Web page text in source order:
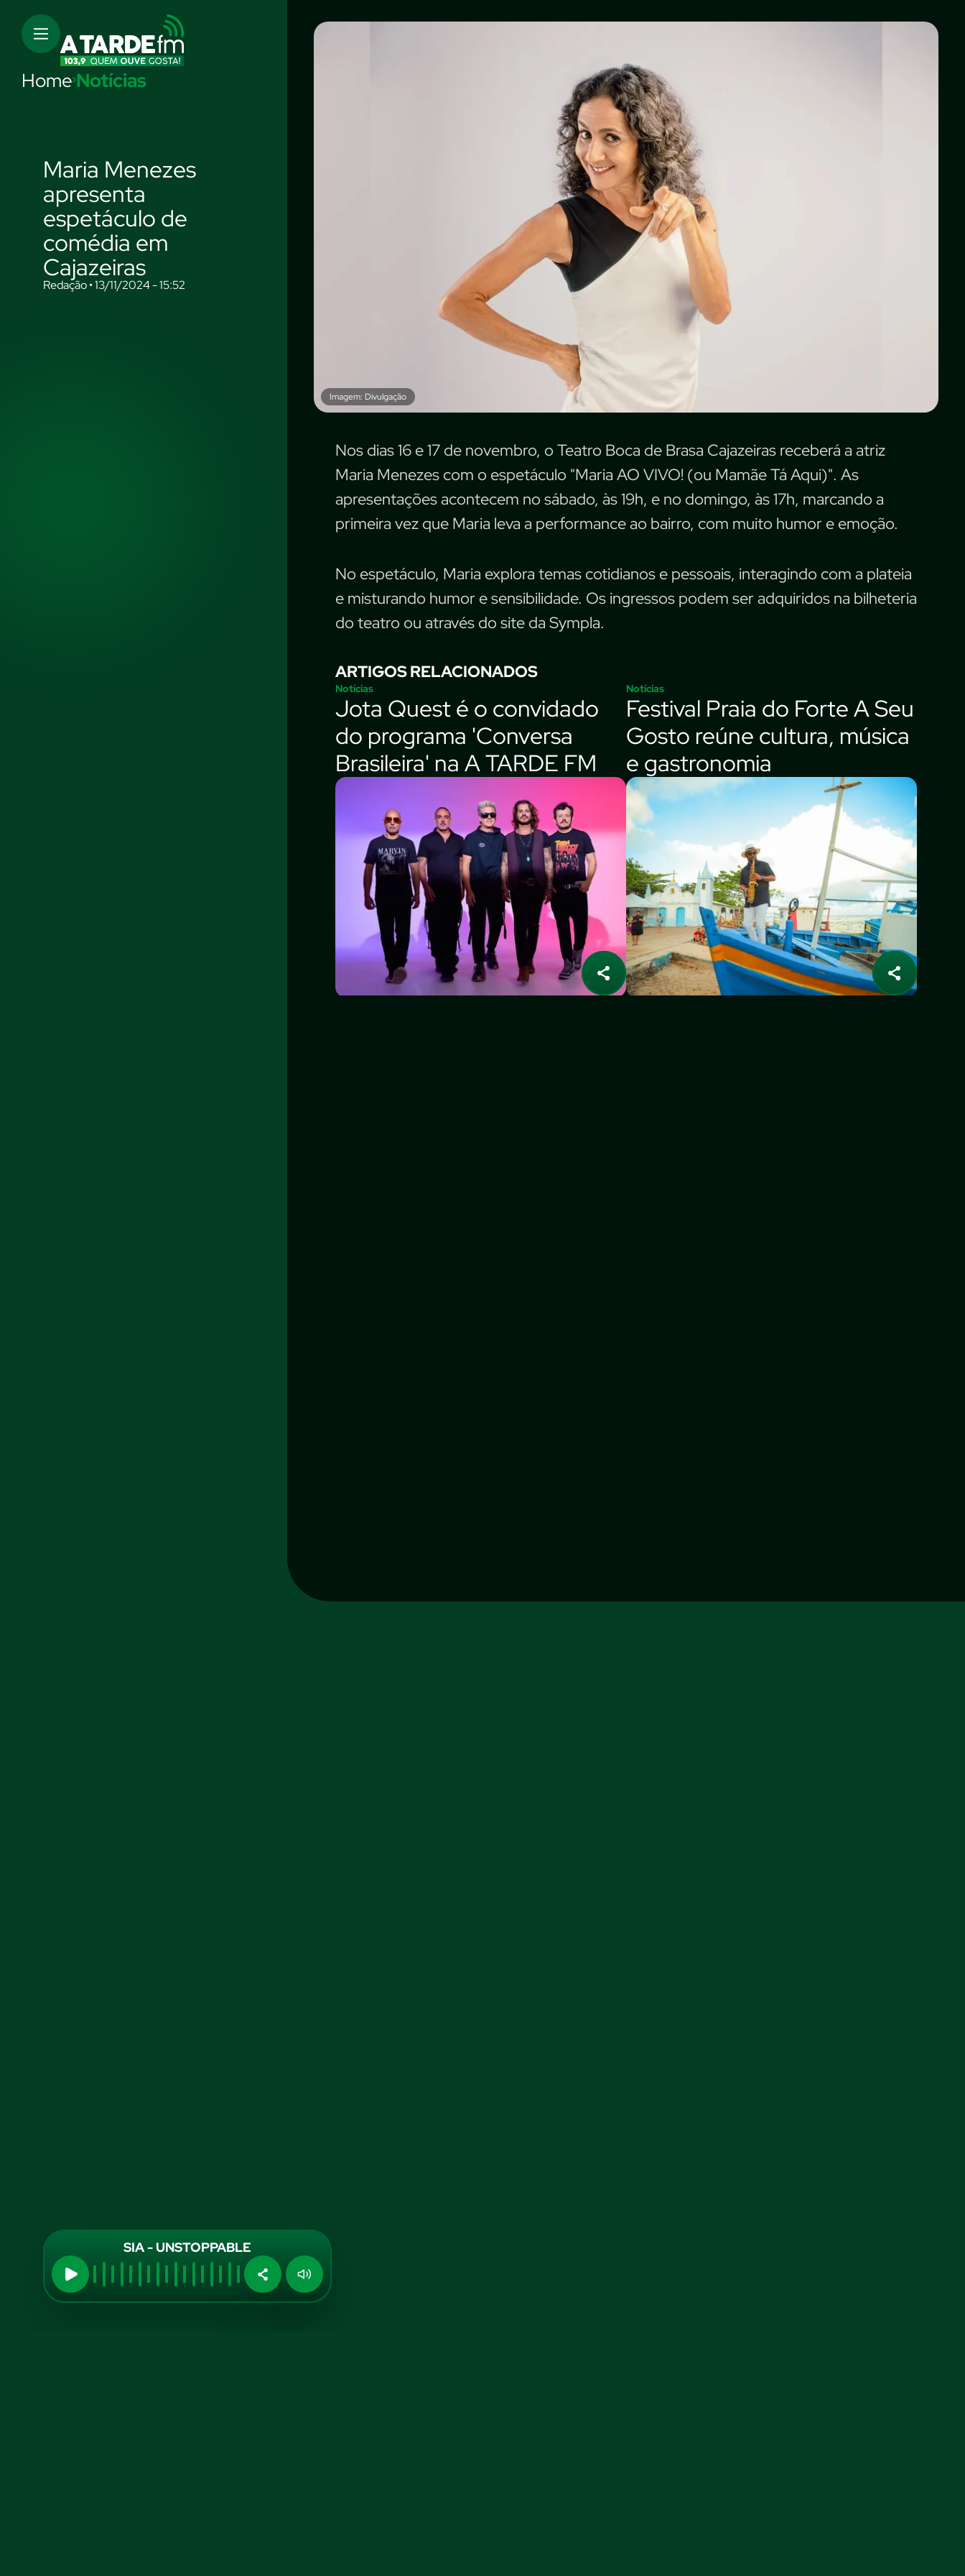
SIA - UNSTOPPABLE
Home Notícias
Maria Menezes
apresenta
espetáculo de
comédia em
Cajazeiras
Redação • 13/11/2024 - 15:52
Imagem: Divulgação
Nos dias 16 e 17 de novembro, o Teatro Boca de Brasa Cajazeiras receberá a atriz
Maria Menezes com o espetáculo "Maria AO VIVO! (ou Mamãe Tá Aqui)". As
apresentações acontecem no sábado, às 19h, e no domingo, às 17h, marcando a
primeira vez que Maria leva a performance ao bairro, com muito humor e emoção.
No espetáculo, Maria explora temas cotidianos e pessoais, interagindo com a plateia
e misturando humor e sensibilidade. Os ingressos podem ser adquiridos na bilheteria
do teatro ou através do site da Sympla.
ARTIGOS RELACIONADOS
Notícias
Jota Quest é o convidado
do programa 'Conversa
Brasileira' na A TARDE FM
Notícias
Festival Praia do Forte A Seu
Gosto reúne cultura, música
e gastronomia